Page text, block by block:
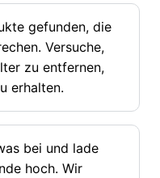
gefunden, die
Versuche,
zu entfernen,
erhalten.
bei und lade
hoch. Wir